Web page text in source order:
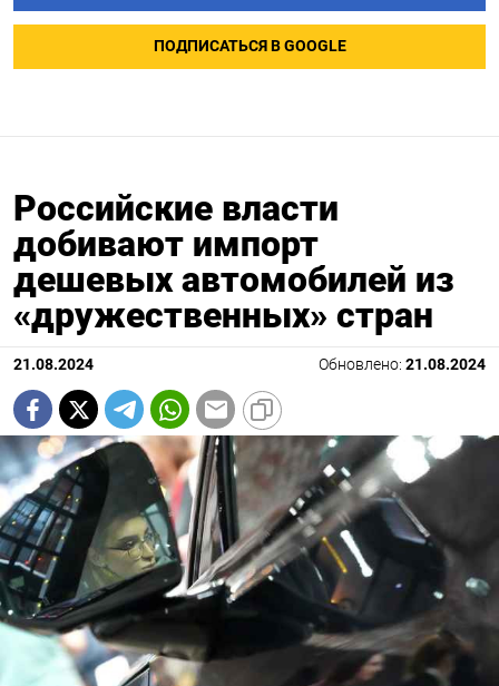
ПОДПИСАТЬСЯ В GOOGLE
Российские власти
добивают импорт
дешевых автомобилей из
«дружественных» стран
21.08.2024 Обновлено: 21.08.2024